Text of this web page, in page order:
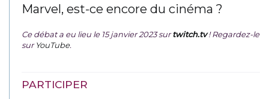
Marvel, est-ce encore du cinéma ?
Ce débat a eu lieu le 15 janvier 2023 surtwitch.tv ! Regardez-le
surYouTube.
PARTICIPER